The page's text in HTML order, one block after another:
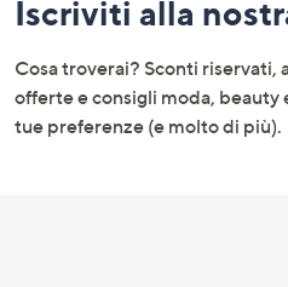
menu
e
informazioni
Iscriviti alla
Cosa troverai? Sconti
offerte e consigli moda, beauty
tue preferenze (e molto di più).